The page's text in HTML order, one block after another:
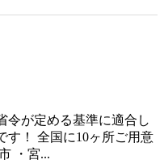
令が定める基準に適合し
す！ 全国に10ヶ所ご用意
・宮...